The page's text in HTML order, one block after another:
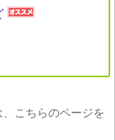
こちらのページを